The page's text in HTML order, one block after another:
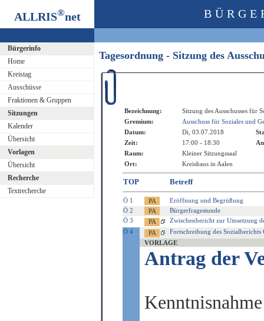
ALLRIS®net
Bürgerinfo
Home
Kreistag
Ausschüsse
Fraktionen & Gruppen
Sitzungen
Kalender
Übersicht
Vorlagen
Übersicht
Recherche
Textrecherche
Tagesordnung - Sitzung des
Bezeichnung:
Sitzung des Ausschusses für
Gremium:
Ausschuss für Soziales und
Datum:
Di, 03.07.2018
Zeit:
17:00 - 18:30
Raum:
Kleiner Sitzungssaal
Ort:
Kreishaus in Aalen
TOP Betreff
Ö 1
Eröffnung und Begrüßung
Ö 2
Bürgerfragestunde
Ö 3
Zwischenbericht zur Umsetzung
Ö 4
Fortschreibung des
VORLAGE
Antrag der
Kenntnisnahme